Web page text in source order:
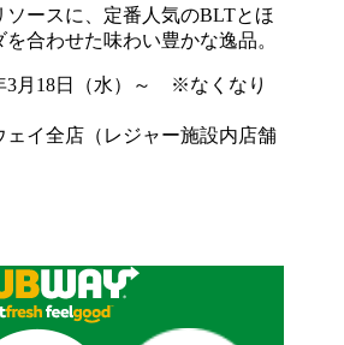
ソースに、定番人気のBLTとほ
合わせた味わい豊かな逸品。
3月18日（水）～ ※なくなり
イ全店（レジャー施設内店舗